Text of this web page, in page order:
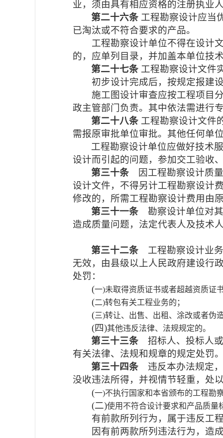
业，须由具有相应资格的注册执业
第二十六条 工程勘察设计应当
已淘汰或不符合要求的产品。
工程勘察设计单位不得在设计
的，应单列目录，并加盖本单位技
第二十七条 工程勘察设计文件
初步设计完成后，按规定报建
施工图设计审查应按工程项目
政主管部门负责。其中依法需进行
第二十八条 工程勘察设计文件
需报原审批单位审批。其他任何单
工程勘察设计单位应做好技术
设计而引起的问题，参加交工验收
第三十条
因工程勘察设计质
设计文件，不得另计工程勘察设计
修改的，所需工程勘察设计费用由
第三十一条勘察设计单位对
造成质量问题，法定代表人及技术
第三十二条 工程勘察设计业
无效，由县级以上人民政府建设行
处罚：
(一)未取得资质证书或者超越资质证
(二)转包有关工程业务的；
(三)转让、出售、出租、涂改或者伪
(四)其他违反法律、法规规定的。
第三十三条招标人、投标人
有关法律、法规和规章的规定处罚
第三十四条 违反本办法规定
没收违法所得，并视情节轻重，处
(一)不执行国家和本省颁布的工程勘
(二)使用不符合设计要求和产品质量
有前款所列行为，属于违反工
因有前两款所列违法行为，造